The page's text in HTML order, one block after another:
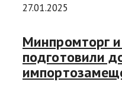
27.01.2025
Минпромторг
подготовили